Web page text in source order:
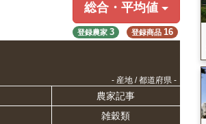
総合・平均値
登録農家3 登録商品 16
- 産地 / 都道府県 -
農家記事
雑穀類